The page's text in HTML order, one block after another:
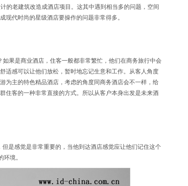
的老建筑改造成酒店项目。这其中遇到相当多的问题，空间
现代时尚的星级酒店要操作的问题非常得多。
果是商业酒店，住客一般都非常繁忙，他们在商务旅行中会
适感可以让他们放松，暂时地忘记生意和工作。从客人角度
为主的特色精品酒店，考虑的角度同商务酒店会不一样，给
住客的一种非常直接的方式。所以从客户本身出发是未来酒
是感觉是非常重要的，当他到达酒店感觉应让他们记住这个
境。